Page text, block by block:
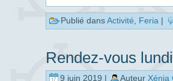
Publié dansActivité Feria |
Rendez-vous
9 juin 2019 | Auteur Xénia